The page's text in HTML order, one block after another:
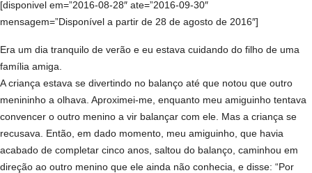
[disponivel em=”2016-08-28″ ate=”2016-09-30″
mensagem=”Disponível a partir de 28 de agosto de 2016″]
Era um dia tranquilo de verão e eu estava cuidando do filho de uma
família amiga.
A criança estava se divertindo no balanço até que notou que outro
menininho a olhava. Aproximei-me, enquanto meu amiguinho tentava
convencer o outro menino a vir balançar com ele. Mas a criança se
recusava. Então, em dado momento, meu amiguinho, que havia
acabado de completar cinco anos, saltou do balanço, caminhou em
direção ao outro menino que ele ainda não conhecia, e disse: “Por